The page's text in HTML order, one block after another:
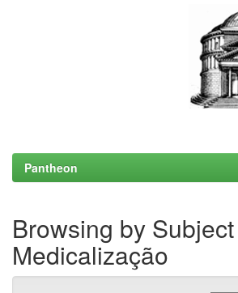
Pantheon
Browsing by Subject
Medicalização